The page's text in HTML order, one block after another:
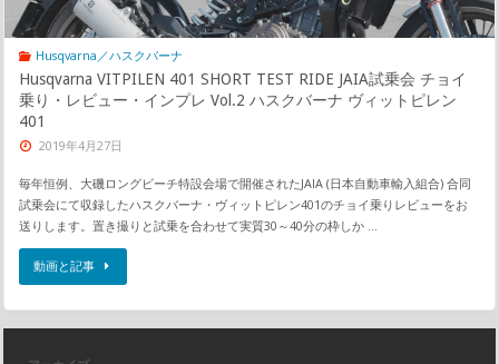
Husqvarna／ハスクバーナ
Husqvarna VITPILEN 401 SHORT TEST RIDE JAIA試乗会 チョイ
乗り・レビュー・インプレ Vol.2 ハスクバーナ ヴィットピレン
401
2019年4月27日
毎年恒例、大磯ロングビーチ特設会場で開催されたJAIA (日本自動車輸入組合) 合同
試乗会にて収録したハスクバーナ・ヴィットピレン401のチョイ乗りレビューをお
送りします。置き撮りと試乗を合わせて実質30～40分の枠しか …
動画と記事